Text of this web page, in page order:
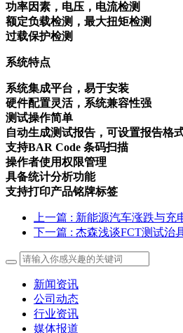
功率因素，电压，电流检测
额定负载检测，最大扭矩检测
过载保护检测
系统特点
系统集成平台，易于安装
硬件配置灵活，系统兼容性强
测试操作简单
自动生成测试报告，可设置报告格
支持BAR Code 条码扫描
操作者使用权限管理
具备统计分析功能
支持打印产品铭牌标签
上一篇 : 新能源汽车涨跌与充
下一篇 : 杰森浅谈FCT测试治
新闻资讯
公司动态
行业资讯
媒体报道